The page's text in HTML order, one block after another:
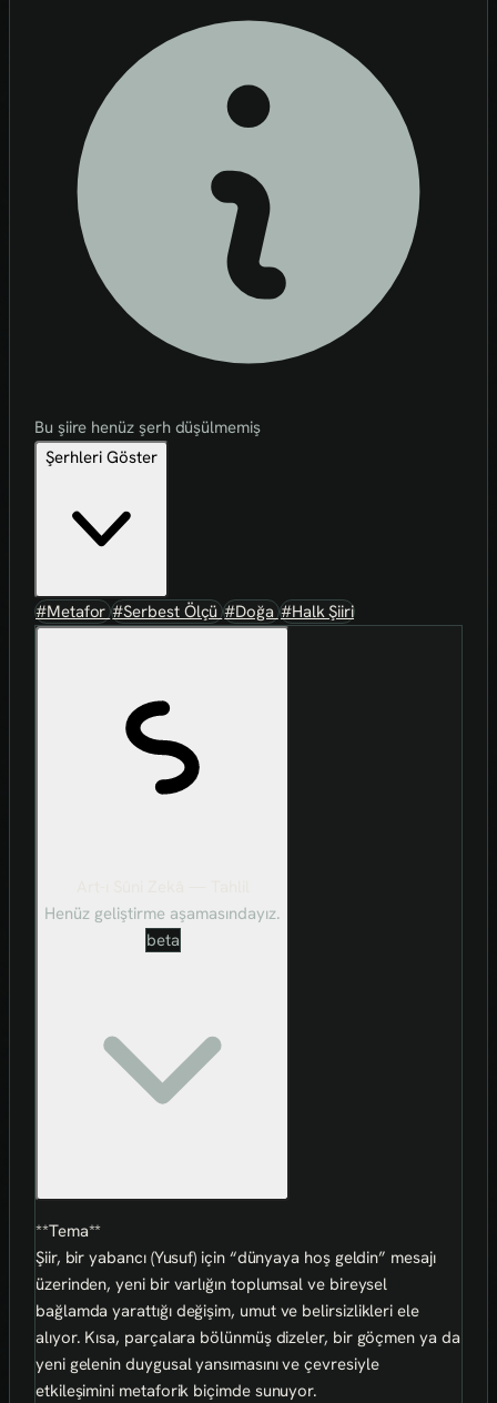
Bu şiire henüz şerh düşülmemiş
Şerhleri Göster
#Metafor#Serbest Ölçü#Doğa#Halk Şiiri
Henüz geliştirme aşamasındayız.
beta
**Tema**
Şiir, bir yabancı (Yusuf) için “dünyaya hoş geldin” mesajı
üzerinden, yeni bir varlığın toplumsal ve bireysel
bağlamda yarattığı değişim, umut ve belirsizlikleri ele
alıyor. Kısa, parçalara bölünmüş dizeler, bir göçmen ya da
yeni gelenin duygusal yansımasını ve çevresiyle
etkileşimini metaforik biçimde sunuyor.